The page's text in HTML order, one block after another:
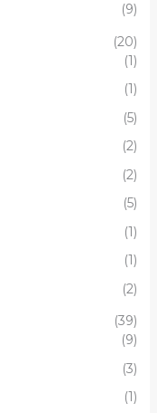
(9)
(20)
(1)
(1)
(5)
(2)
(2)
(5)
(1)
(1)
(2)
(39)
(9)
(3)
(1)